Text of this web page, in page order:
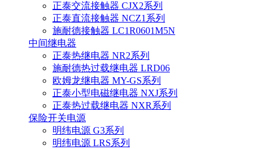
正泰交流接触器 CJX2系列
正泰直流接触器 NCZ1系列
施耐德接触器 LC1R0601M5N
中间继电器
正泰热继电器 NR2系列
施耐德热过载继电器 LRD06
欧姆龙继电器 MY-GS系列
正泰小型电磁继电器 NXJ系列
正泰热过载继电器 NXR系列
保险开关电源
明纬电源 G3系列
明纬电源 LRS系列